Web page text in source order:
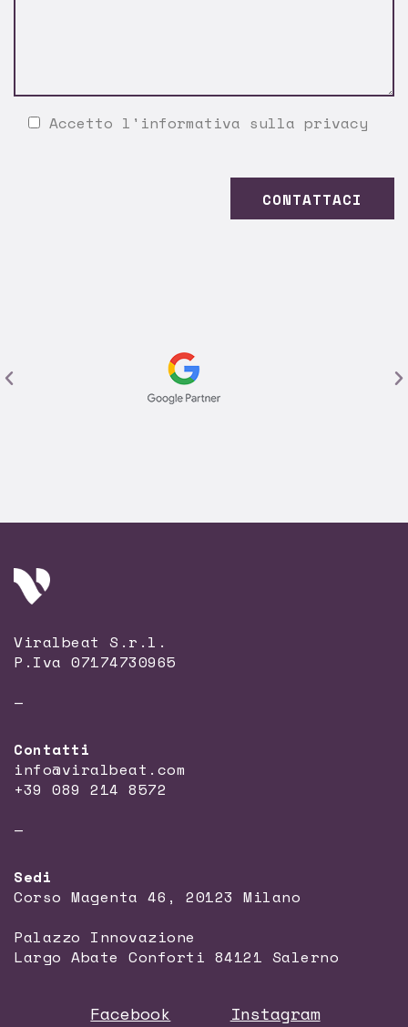
Accetto l' informativa sulla privacy
Viralbeat S.r.l.
P.Iva 07174730965
—
Contatti
info@viralbeat.com
+39 089 214 8572
—
Sedi
Corso Magenta 46, 20123 Milano
Palazzo Innovazione
Largo Abate Conforti 84121 Salerno
Facebook Instagram